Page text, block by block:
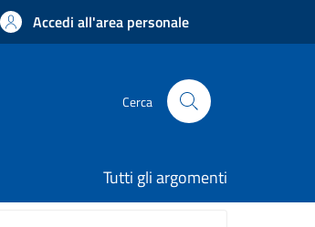
Accedi all'area personale
Cerca
Tutti gli argomenti